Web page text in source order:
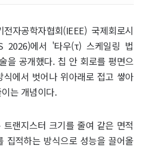
자공학자협회(IEEE) 국제회로시
2026)에서 '타우(τ) 스케일링 법
을 공개했다. 칩 안 회로를 평면으
에서 벗어나 위아래로 접고 쌓아
는 개념이다.
랜지스터 크기를 줄여 같은 면적
집적하는 방식으로 성능을 끌어올